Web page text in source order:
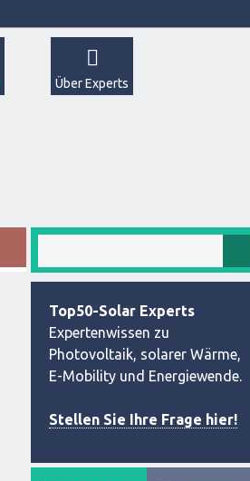
Über Experts
Top50-Solar Experts
Expertenwissen zu
Photovoltaik, solarer Wärme,
E-Mobility und Energiewende.
Stellen Sie Ihre Frage hier!